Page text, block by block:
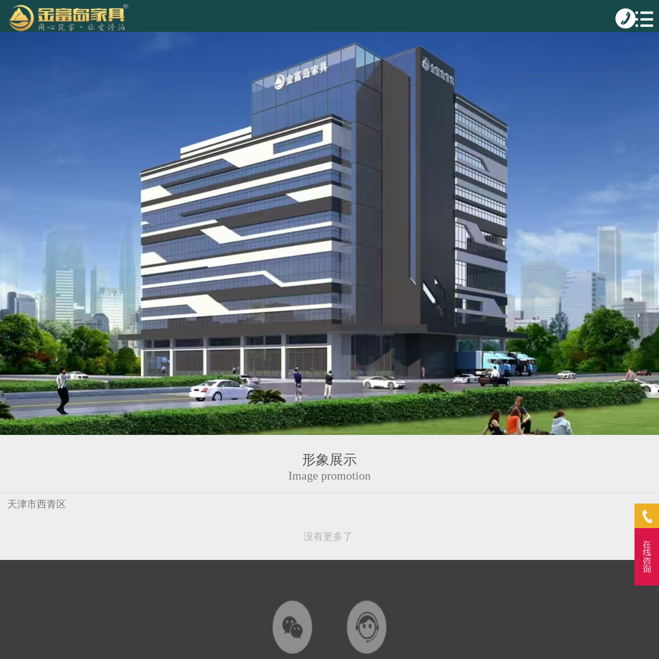
形象展示
Image promotion
天津市西青区
没有更多了